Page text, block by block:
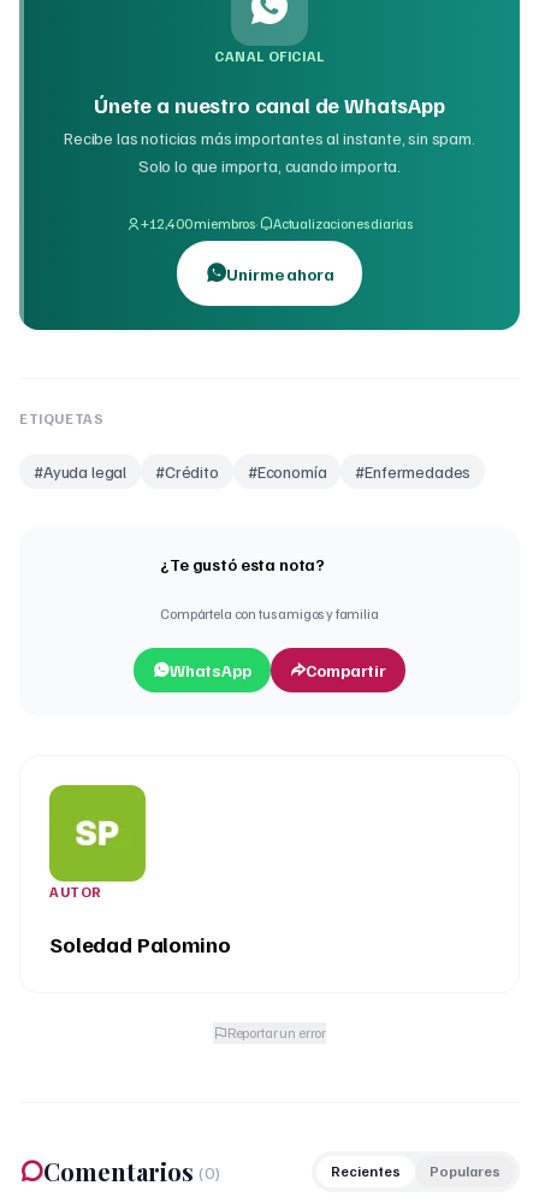
CANAL OFICIAL
Únete a nuestro canal de WhatsApp
Recibe las noticias más importantes al instante, sin spam.
Solo lo que importa, cuando importa.
+12,400 miembros· Actualizaciones diarias
Unirme ahora
ETIQUETAS
#Ayuda legal #Crédito #Economía #Enfermedades
¿Te gustó esta nota?
Compártela con tus amigos y familia
WhatsApp Compartir
AUTOR
Soledad Palomino
Reportar un error
Comentarios (0) Recientes Populares